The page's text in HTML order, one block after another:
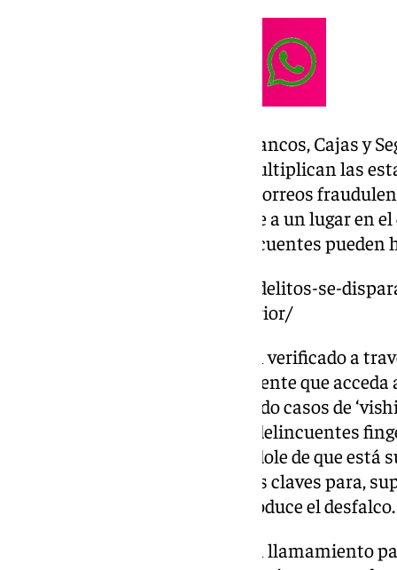
La Asociación de Usuarios de Bancos, Cajas y
advierte que en navidades se multiplican las
se trata de un envío masivo de correos
a un sitio web falso que conduce a un lugar en
bancarios, con los que los delincuentes
https://www.101tv.es/los-ciberdelitos-se-
mas-de-casos-que-el-ano-anterior/
Otras variantes también se han verificado a
aparentemente se solicita al cliente que
ataque. Además, se han reportado casos de
llamadas de voz, en las que los delincuentes
financiera de la víctima avisándole de que está
corriente. La víctima facilita sus claves para,
situación y a partir de ahí se produce el desfalco.
ADICAE Andalucía ha hecho un llamamiento